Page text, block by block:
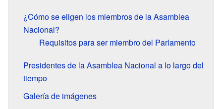
¿Cómo se eligen los miembros de la Asamblea
Nacional?
Requisitos para ser miembro del Parlamento
Presidentes de la Asamblea Nacional a lo largo del
tiempo
Galería de imágenes